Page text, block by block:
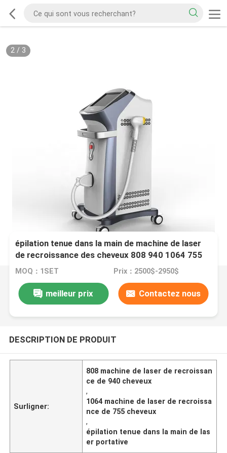
2/ 3
épilation tenue dans la main de machine de laser
de recroissance des cheveux 808 940 1064 755
portative
MOQ：1SET Prix：2500$-2950$
meilleur prix Contactez nous
DESCRIPTION DE PRODUIT
Surligner:
808 machine de laser de recroissan
ce de 940 cheveux
,
1064 machine de laser de recroissa
nce de 755 cheveux
,
épilation tenue dans la main de las
er portative